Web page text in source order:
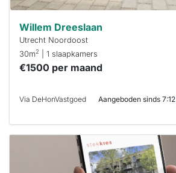
Willem Dreeslaan
Utrecht Noordoost
30m2 | 1 slaapkamers
€1500 per maand
Via DeHonVastgoed Aangeboden sinds 7:12